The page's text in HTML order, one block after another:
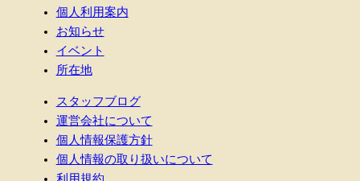
個人利用案内
お知らせ
イベント
所在地
スタッフブログ
運営会社について
個人情報保護方針
個人情報の取り扱いについて
利用規約